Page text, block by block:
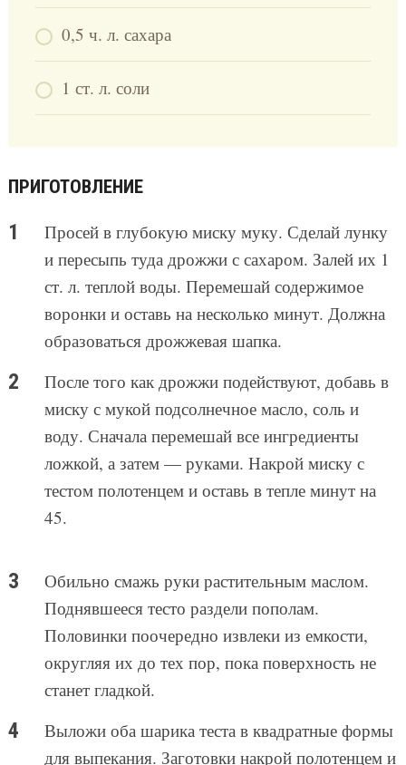
0,5 ч. л. сахара
1 ст. л. соли
ПРИГОТОВЛЕНИЕ
Просей в глубокую миску муку. Сделай лунку
и пересыпь туда дрожжи с сахаром. Залей их 1
ст. л. теплой воды. Перемешай содержимое
воронки и оставь на несколько минут. Должна
образоваться дрожжевая шапка.
После того как дрожжи подействуют, добавь в
миску с мукой подсолнечное масло, соль и
воду. Сначала перемешай все ингредиенты
ложкой, а затем — руками. Накрой миску с
тестом полотенцем и оставь в тепле минут на
45.
Обильно смажь руки растительным маслом.
Поднявшееся тесто раздели пополам.
Половинки поочередно извлеки из емкости,
округляя их до тех пор, пока поверхность не
станет гладкой.
Выложи оба шарика теста в квадратные формы
для выпекания. Заготовки накрой полотенцем и